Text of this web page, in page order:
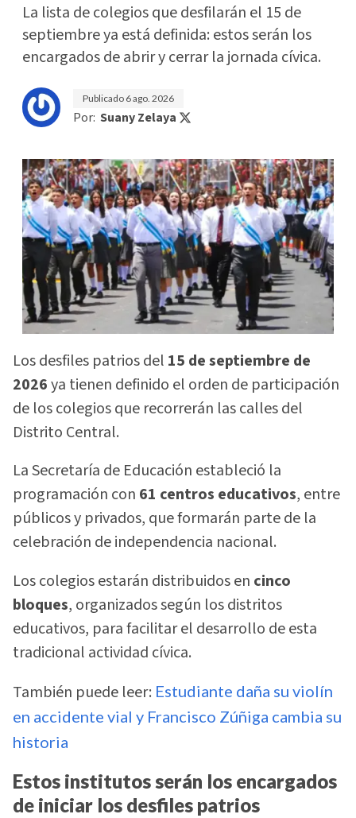
La lista de colegios que desfilarán el 15 de
septiembre ya está definida: estos serán los
encargados de abrir y cerrar la jornada cívica.
Publicado 6 ago. 2026
Por: Suany Zelaya
Los desfiles patrios del 15 de septiembre de
2026ya tienen definido el orden de participación
de los colegios que recorrerán las calles del
Distrito Central.
La Secretaría de Educación estableció la
programación con 61 centros educativos, entre
públicos y privados, que formarán parte de la
celebración de independencia nacional.
Los colegios estarán distribuidos en cinco
bloques, organizados según los distritos
educativos, para facilitar el desarrollo de esta
tradicional actividad cívica.
También puede leer: Estudiante daña su violín
en accidente vial y Francisco Zúñiga cambia su
historia
Estos institutos serán los encargados
de iniciar los desfiles patrios